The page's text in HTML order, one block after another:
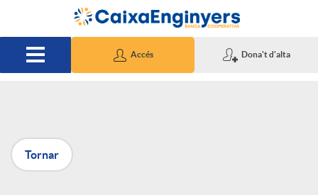
Salta al contingut principal
Accés Dona't d'alta
P
u
Tornar